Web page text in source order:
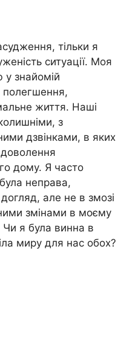
тільки я
ситуації. Моя
знайомій
полегшення,
життя. Наші
з
дзвінками, в яких
дому. Я часто
неправа,
але не в змозі
змінами в моєму
Чи я була винна в
миру для нас обох?